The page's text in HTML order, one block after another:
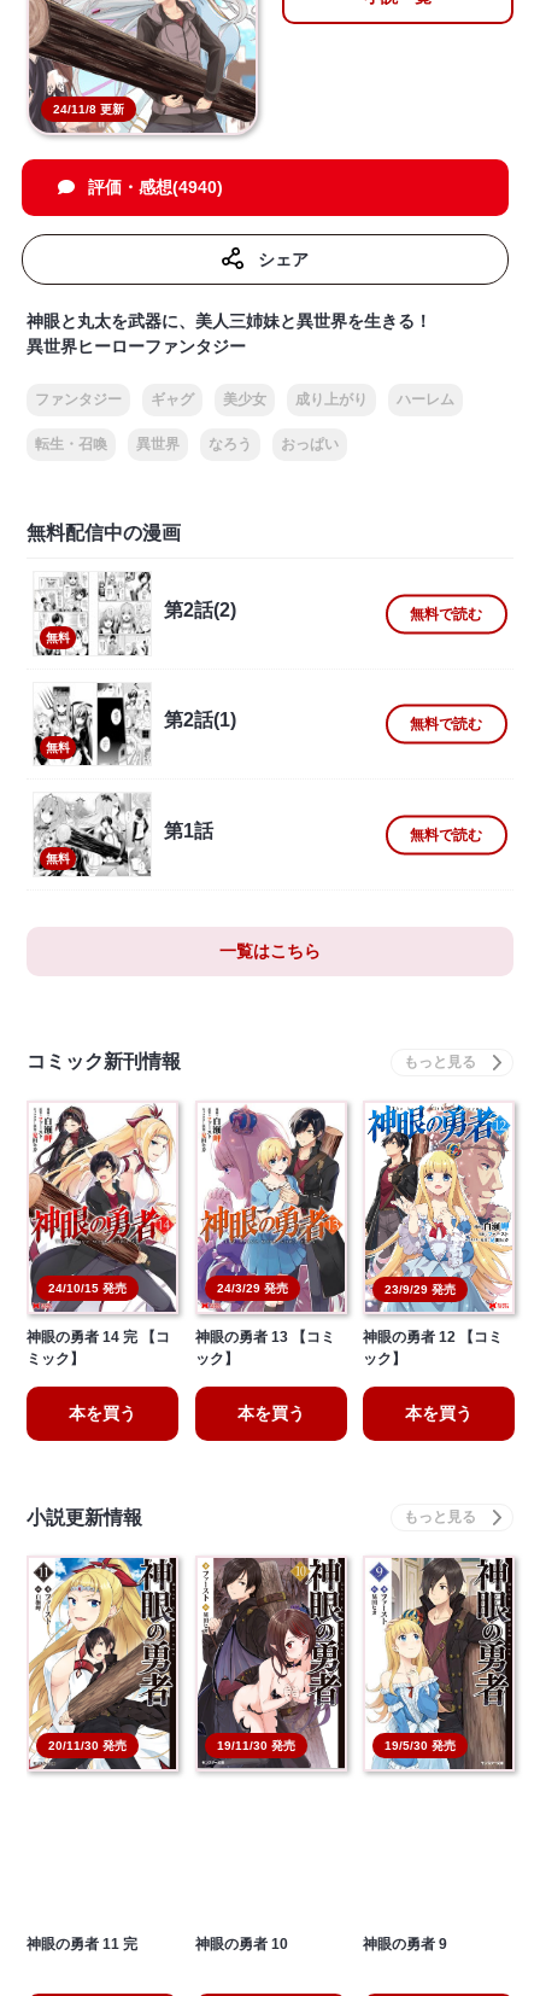
24/11/8 更新
評価・感想(4940)
シェア
神眼と丸太を武器に、美人三姉妹と異世界を生きる！
異世界ヒーローファンタジー
ファンタジー ギャグ 美少女 成り上がり ハーレム
転生・召喚 異世界 なろう おっぱい
無料配信中の漫画
無料
第2話(2) 無料で読む
無料
第2話(1) 無料で読む
無料
第1話 無料で読む
一覧はこちら
コミック新刊情報
24/10/15 発売
神眼の勇者 14 完 【コ
ミック】
本を買う
24/3/29 発売
神眼の勇者 13 【コミ
ック】
本を買う
23/9/29 発売
神眼の勇者 12 【コミ
ック】
本を買う
小説更新情報
20/11/30 発売
神眼の勇者 11 完
19/11/30 発売
神眼の勇者 10
19/5/30 発売
神眼の勇者 9